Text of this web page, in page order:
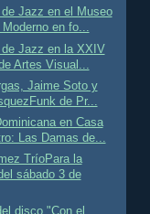
de Jazz en el Museo
Moderno en fo...
de Jazz en la XXIV
Artes Visual...
Jaime Soto y
de Pr...
en Casa
Las Damas de...
TríoPara la
sábado 3 de
disco "Con el